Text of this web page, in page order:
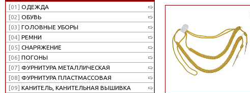
[01] ОДЕЖДА
[02] ОБУВЬ
[03] ГОЛОВНЫЕ УБОРЫ
[04] РЕМНИ
[05] СНАРЯЖЕНИЕ
[06] ПОГОНЫ
[07] ФУРНИТУРА МЕТАЛЛИЧЕСКАЯ
[08] ФУРНИТУРА ПЛАСТМАССОВАЯ
[09] КАНИТЕЛЬ, КАНИТЕЛЬНАЯ ВЫШИВКА